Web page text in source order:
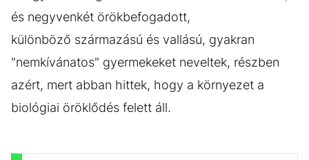
és negyvenkét örökbefogadott,
különböző származású és vallású, gyakran
"nemkívánatos" gyermekeket neveltek, részben
azért, mert abban hittek, hogy a környezet a
biológiai öröklődés felett áll.